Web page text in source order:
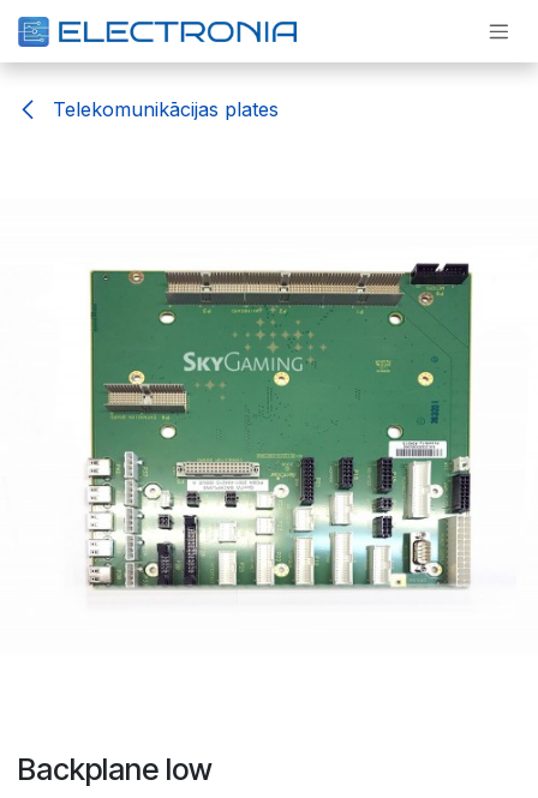
Pāriet pie satura
Telekomunikācijas plates
Backplane low